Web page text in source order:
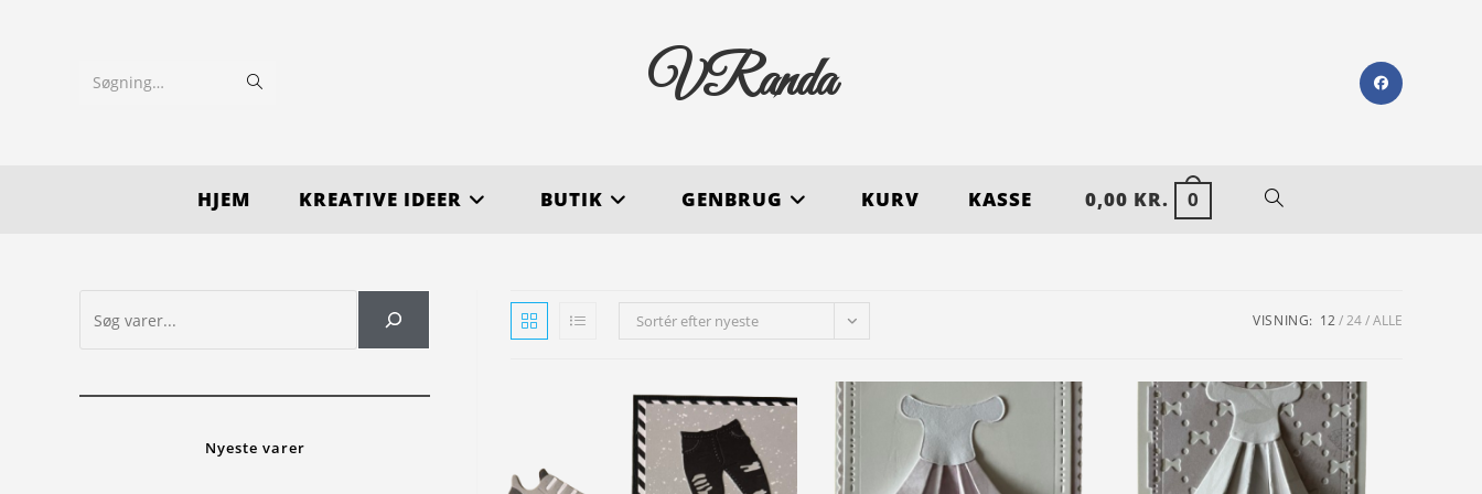
Søgning… VRanda
HJEM KREATIVE IDEER BUTIK GENBRUG KURV KASSE 0,00 KR. 0
Sortér efter nyeste VISNING: 12 24 ALLE
Nyeste varer